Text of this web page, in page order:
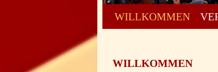
WILLKOMMEN
WILLKOMMEN